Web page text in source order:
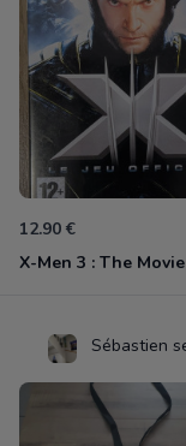
12.90 €
Sébastien